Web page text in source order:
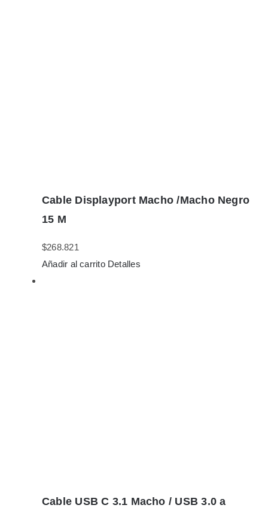
Cable Displayport Macho /Macho Negro
15 M
$268.821
Añadir al carrito Detalles
Cable USB C 3.1 Macho / USB 3.0 a